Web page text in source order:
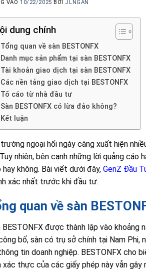
VÀO10/22/2025 BỞI JLNGAN
dung chính
Tổng quan về sàn BESTONFX
Danh mục sản phẩm tại sàn BESTONFX
Tài khoản giao dịch tại sàn BESTONFX
Các nền tảng giao dịch tại BESTONFX
Tố cáo từ nhà đầu tư
Sàn BESTONFX có lừa đảo không?
Kết luận
ngoại hối ngày càng xuất hiện
nhiên, bên cạnh những lời quảng cáo
hay không. Bài viết dưới đây, GenZ Đầu
xác nhất trước khi đầu tư.
quan về sàn
BESTONFX được thành lập vào
bố, sàn có trụ sở chính tại Nam Phi,
tin doanh nghiệp. BESTONFX cho
xác thực của các giấy phép này vẫn gây